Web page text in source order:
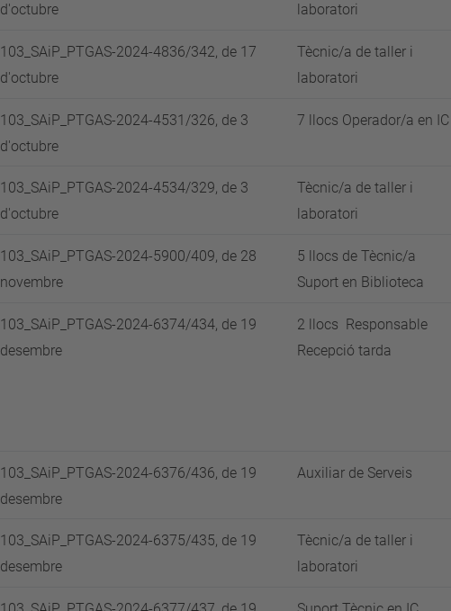
d'octubre
laboratori
103_SAiP_PTGAS-2024-4836/342, de 17
d'octubre
Tècnic/a de taller i
laboratori
103_SAiP_PTGAS-2024-4531/326, de 3
d'octubre
7 llocs Operador/a en IC
103_SAiP_PTGAS-2024-4534/329, de 3
d'octubre
Tècnic/a de taller i
laboratori
103_SAiP_PTGAS-2024-5900/409, de 28
novembre
5 llocs de Tècnic/a
Suport en Biblioteca
103_SAiP_PTGAS-2024-6374/434, de 19
desembre
2 llocs Responsable
Recepció tarda
103_SAiP_PTGAS-2024-6376/436, de 19
desembre
Auxiliar de Serveis
103_SAiP_PTGAS-2024-6375/435, de 19
desembre
Tècnic/a de taller i
laboratori